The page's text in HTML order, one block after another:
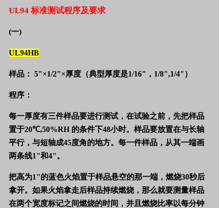
UL94 标准测试程序及要求
(一)
UL94HB
样品： 5"×1/2"×厚度 （典型厚度是1/16" ， 1/8",1/4" ）
程序：
每一厚度有三件样品要进行测试，在试验之前，先把样品
置于20℃,50%RH 的条件下48小时。样品要放置在与长轴
平行，与短轴成45度角的地方。每一件样品，从其一端画
两条线1"和4"。
把高为1"的蓝色火焰置于样品悬空的那一端，燃烧30秒后
拿开。如果火焰拿走后样品持续燃烧，那么就要测量样品
在两个宽度标记之间燃烧的时间，并且燃烧比率以每分钟